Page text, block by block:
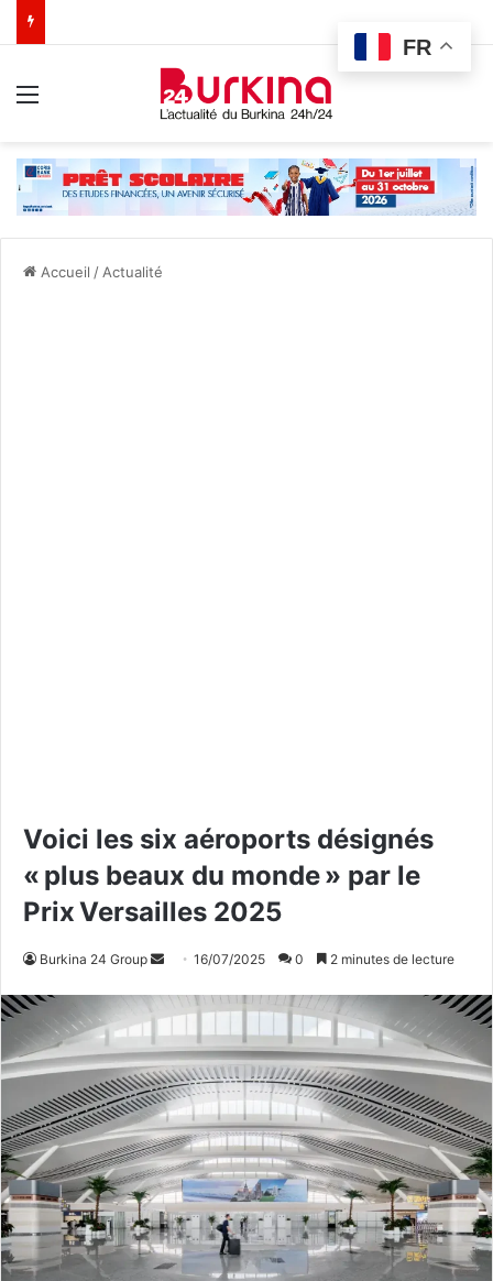
Accueil / Actualité
Voici les six aéroports désignés
« plus beaux du monde » par le
Prix Versailles 2025
Burkina 24 Group
o
y
e
r
u
n
c
o
u
16/07/2025 0 2 minutes de lecture
FR